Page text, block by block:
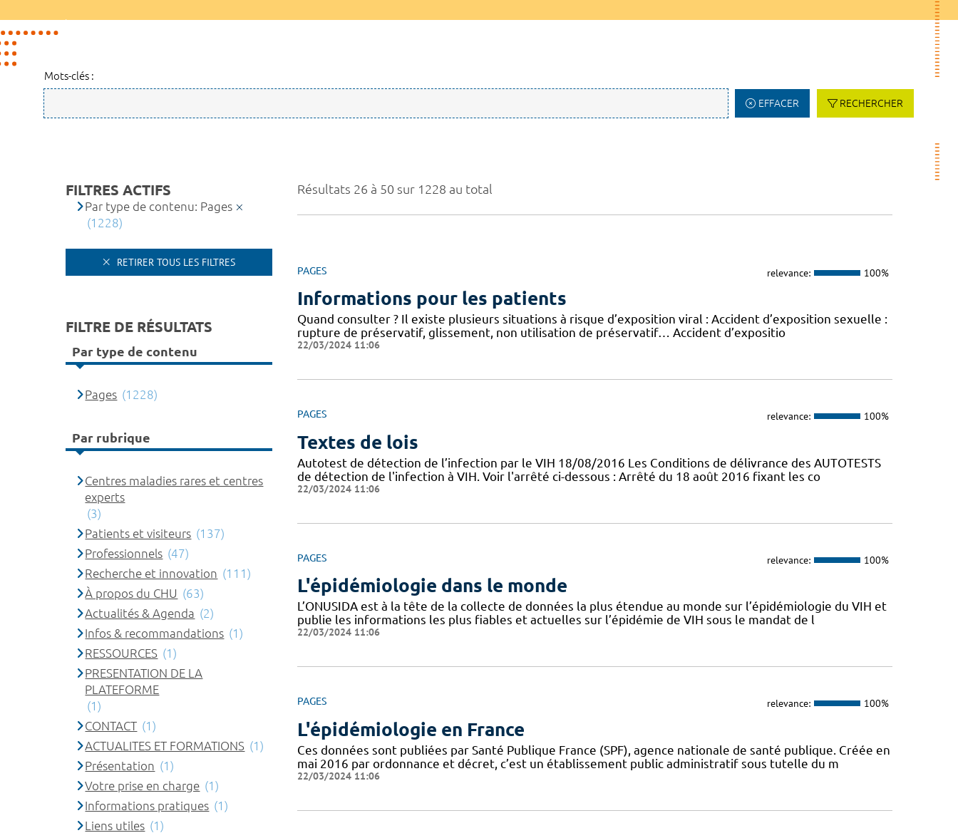
Mots-clés :
EFFACER RECHERCHER
Résultats 26 à 50 sur 1228 au total
PAGES relevance: 100%
Informations pour les patients
Quand consulter ? Il existe plusieurs situations à risque d’exposition viral : Accident d’exposition sexuelle :
rupture de préservatif, glissement, non utilisation de préservatif… Accident d’expositio
22/03/2024 11:06
PAGES relevance: 100%
Textes de lois
Autotest de détection de l’infection par le VIH 18/08/2016 Les Conditions de délivrance des AUTOTESTS
de détection de l'infection à VIH. Voir l'arrêté ci-dessous : Arrêté du 18 août 2016 fixant les co
22/03/2024 11:06
PAGES relevance: 100%
L'épidémiologie dans le monde
L’ONUSIDA est à la tête de la collecte de données la plus étendue au monde sur l’épidémiologie du VIH et
publie les informations les plus fiables et actuelles sur l’épidémie de VIH sous le mandat de l
22/03/2024 11:06
PAGES relevance: 100%
L'épidémiologie en France
Ces données sont publiées par Santé Publique France (SPF), agence nationale de santé publique. Créée en
mai 2016 par ordonnance et décret, c’est un établissement public administratif sous tutelle du m
22/03/2024 11:06
FILTRES ACTIFS
Par type de contenu: Pages
(1228)
RETIRER TOUS LES FILTRES
FILTRE DE RÉSULTATS
Par type de contenu
Pages (1228)
Par rubrique
Centres maladies rares et centres
experts
(3)
Patients et visiteurs (137)
Professionnels (47)
Recherche et innovation (111)
À propos du CHU (63)
Actualités & Agenda (2)
Infos & recommandations (1)
RESSOURCES (1)
PRESENTATION DE LA
PLATEFORME
(1)
CONTACT (1)
ACTUALITES ET FORMATIONS (1)
Présentation (1)
Votre prise en charge (1)
Informations pratiques (1)
Liens utiles (1)